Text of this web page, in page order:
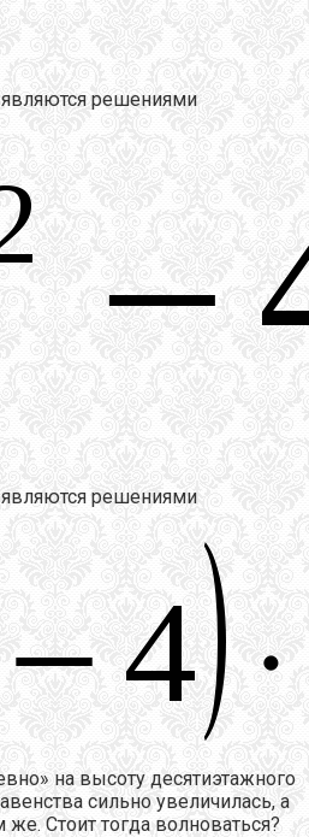
решениями
решениями
на высоту десятиэтажного
сильно увеличилась, а
Стоит тогда волноваться?